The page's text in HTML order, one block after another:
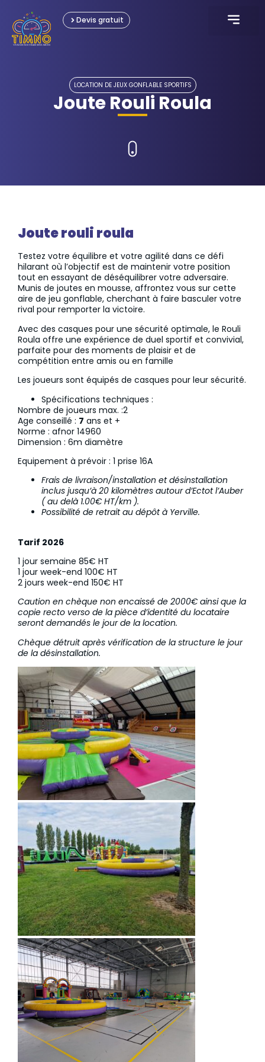
Devis gratuit
LOCATION DE JEUX GONFLABLE SPORTIFS
Joute Rouli Roula
Joute rouli roula
Testez votre équilibre et votre agilité dans ce défi
hilarant où l’objectif est de maintenir votre position
tout en essayant de déséquilibrer votre adversaire.
Munis de joutes en mousse, affrontez vous sur cette
aire de jeu gonflable, cherchant à faire basculer votre
rival pour remporter la victoire.
Avec des casques pour une sécurité optimale, le Rouli
Roula offre une expérience de duel sportif et convivial,
parfaite pour des moments de plaisir et de
compétition entre amis ou en famille
Les joueurs sont équipés de casques pour leur sécurité.
Spécifications techniques :
Nombre de joueurs max. :2
Age conseillé : 7 ans et +
Norme : afnor 14960
Dimension : 6m diamètre
Equipement à prévoir : 1 prise 16A
Frais de livraison/installation et désinstallation
inclus jusqu’à 20 kilomètres autour d’Ectot l’Auber
( au delà 1.00€ HT/km ).
Possibilité de retrait au dépôt à Yerville.
Tarif 2026
1 jour semaine 85€ HT
1 jour week-end 100€ HT
2 jours week-end 150€ HT
Caution en chèque non encaissé de 2000€ ainsi que la
copie recto verso de la pièce d’identité du locataire
seront demandés le jour de la location.
Chèque détruit après vérification de la structure le jour
de la désinstallation.